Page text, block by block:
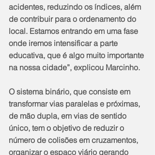
acidentes, reduzindo os índices, além
de contribuir para o ordenamento do
local. Estamos entrando em uma fase
onde iremos intensificar a parte
educativa, que é algo muito importante
na nossa cidade”, explicou Marcinho.
O sistema binário, que consiste em
transformar vias paralelas e próximas,
de mão dupla, em vias de sentido
único, tem o objetivo de reduzir o
número de colisões em cruzamentos,
organizar o espaço viário gerando